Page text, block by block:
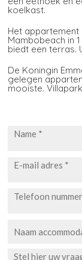
koelkast.
Het appartement
Mambobeach in
biedt een terras.
De Koningin
gelegen
mooiste.